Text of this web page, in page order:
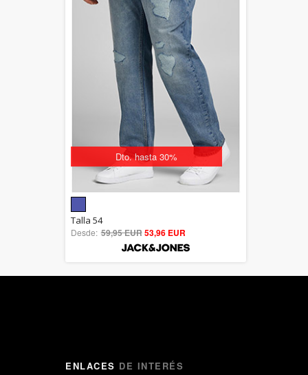
Dto. hasta 30%
out of 5
Talla 54
Desde: 59,95 EUR53,96 EUR
ENLACES DE INTERÉS